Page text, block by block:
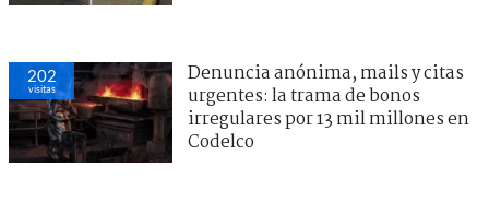
202
visitas
Denuncia anónima, mails y citas
urgentes: la trama de bonos
irregulares por 13 mil millones en
Codelco